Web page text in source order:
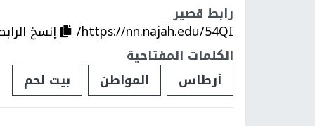
رابط قصير
https://nn.najah.edu/54QI/
إنسخ
الكلمات المفتاحية
أرطاس
المواطن بيت لحم